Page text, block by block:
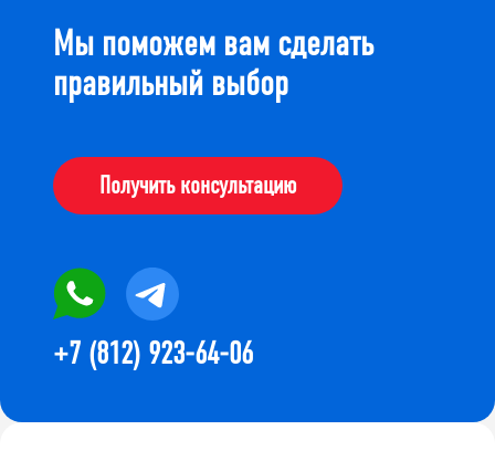
Мы поможем вам сделать
правильный выбор
Получить консультацию
+7 (812) 923-64-06